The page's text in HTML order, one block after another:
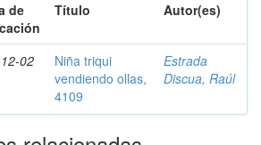
de
Título Autor(es)
02
Niña triqui
vendiendo ollas,
4109
Estrada
Discua, Raúl